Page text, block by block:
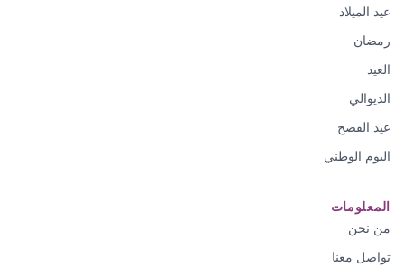
عيد الميلاد
رمضان
العيد
الديوالي
عيد الفصح
اليوم الوطني
المعلومات
من نحن
تواصل معنا